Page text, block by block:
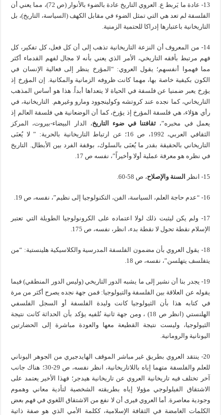
13- عادة ما يَربط ع. العروي التاريخ عادة بالضوء بالأنوار (ص 72)، مما يعني أن
الفلسفة لم تعد هي التي تمثل الضوء في مقابل الكهف (السياسة، التاريخ)، بل
التاريخانية باعتبارها إدراكا للحتمية الزمنية.
14- من المعروف أن النزعة التاريخانية تذهب إلى أن كل فعل، كل تفكير، كل
فهم مرتبط بأفقه التاريخي، الأمر الذي يعني بأنه لا مجال لفهم القدماء أكثر
مما فهموا أنفسهم؛ يقول العروي: “المؤرخ ينظر إلى فعالية الإنسان في
الكون بكيفية خاصة بها، مهما كانت ظروفه الزمانية والمكانية. إن المؤرخ إذ
يؤرخ يعبر ضمنيا عن فلسفة في الحياة لا يتعداها أبداً. هذا هو أساس المذهب
التاريخاني، كما نجده عند كروتشه وكولينجوود ومارو وغيرهم. التاريخانية، في
رأي هؤلاء، هي فلسفة المؤرخ إذ يؤرخ، كما أن الوضعانية هي فلسفة العالم إذ
يعمل في مخبره”، ثقافتنا في ضوء التاريخ، الدار البيضاء-بيروت، المركز
الثقافي العربي، 1992، ص 16؛ عن ارتباط التاريخانية بالحرية: ” لا يُعنَى
التاريخاني بالحقيقة بقدر ما يُعنَى بالسلوك، بوقفة الفرد بين الأبطال. التاريخ
في نظره هو معرفة عملية أولا وأخيراً”، نفسه ص 17.
15- انظر السنة والإصلاح، ص 58-60.
16- “عدم حاجة العلم، السياسة، الفن، التكنولوجيا إلى نظيم”، نفسه، ص 19.
17- ولم يكن ليثبت ذلك لولا اعتماده على الكرونولوجيا الطويلة التي تعتبر
الإسلام نقطة تحول لا نقطة بدء، انظر، نفسه، ص 175.
18- يقول العروي بأن مضمون الفلسفة المدرسية والكلاسيكية هلينستية: “من
يتفلسف يتهلسن”، نفسه، ص 18.
19- يجدر بنا أن نشير إلى ما يشبه الدور التاريخي (وليس الدور المنطقي) فيما
يقوله عن العلاقة بين الفلسفة والتيولوجيا: فمن جهة نجده يصرح أكثر من مرة
في كتابه هذا بأن الثيولوجيا كانت وليدة الفلسفة أو السجل الفلسفي
الهلنستي (انظر ص 18) ، ومن جهة ثانية نُلفيه يؤكد بأن الحداثة كانت نتيجة
الثيولوجيا، وليست نتيجة القطيعة معها والعودة مباشرة إلى الحضارتين
اليونانية والرومانية.
20- ينتقد العروي بطريق غير مباشر الموقف الهايدجيري من الجوهر اليوناني
للعلم والفلسفة متهما إياه باللاتاريخانية، انظر نفسه، ص 29-30؛ هناك جانب
آخر تختلف فيه تاريخانية العروي عن تاريخانية هيدجر؛ فهذا الأخير يعتمد على
الاشتقاق الفيلولوجي مؤولا إياه بطريقته الشخصية لتأدية معاني وهموم
وجودية معاصرة. أما العروي فيرى أن لا نفع من الاشتقاق اللغوي في فهم بعض
الكلمات الغامضة في الثقافة الإسلامية، ككلمة الأمي الذي هو صفة ذاتية